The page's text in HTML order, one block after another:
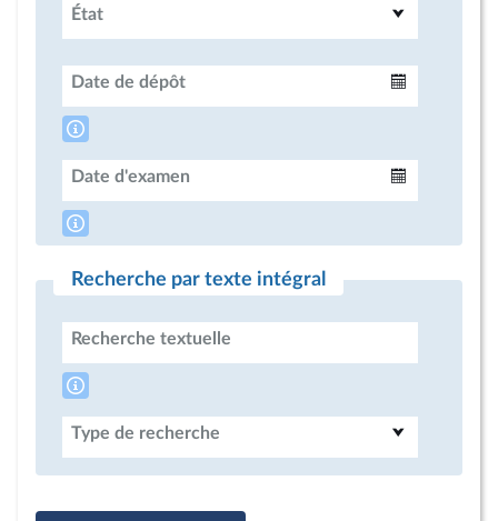
État
Date de dépôt
Date d'examen
Recherche par texte intégral
Recherche textuelle
Type de recherche